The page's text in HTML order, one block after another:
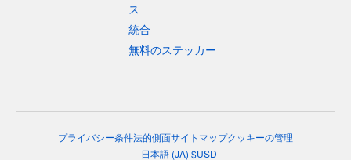
ス
統合
無料のステッカー
プライバシー条件法的側面サイトマップクッキーの管理
日本語(JA) $USD